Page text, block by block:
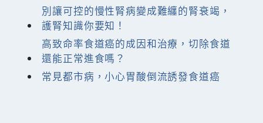
別讓可控的慢性腎病變成難纏的腎衰竭，
護腎知識你要知！
高致命率食道癌的成因和治療，切除食道
還能正常進食嗎？
常見都市病，小心胃酸倒流誘發食道癌